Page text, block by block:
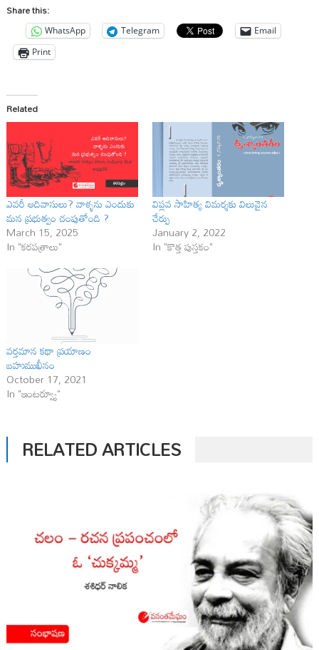
Share this:
WhatsApp Telegram
Email
Print
Related
ఎవరీ ఆదివాసులు? వాళ్ళను ఎందుకు
మన ప్రభుత్వం చంపుతోంది ?
March 15, 2025
In "కరపత్రాలు"
విప్లవ సాహిత్య విమర్శకు విలువైన
చేర్పు
January 2, 2022
In "కొత్త పుస్తకం"
వ‌ర్త‌మాన క‌థా ప్రయాణం
బహుముఖీనం
October 17, 2021
In "ఇంటర్వ్యూ"
RELATED ARTICLES